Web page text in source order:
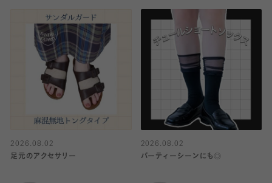
2026.08.02
足元のアクセサリー
2026.08.02
パーティーシーンにも◎